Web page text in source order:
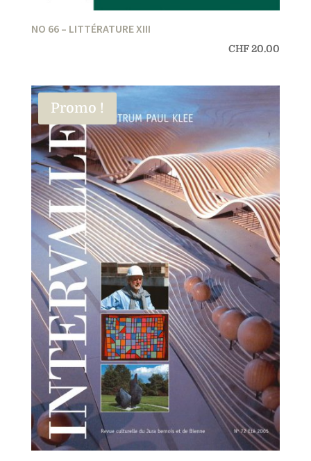
NO 66 – LITTÉRATURE XIII
CHF20.00
Promo !